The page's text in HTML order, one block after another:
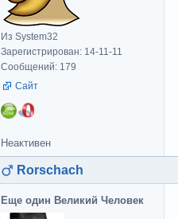
Из System32
Зарегистрирован: 14-11-11
Сообщений: 179
Сайт
Неактивен
Rorschach
Еще один Великий Человек